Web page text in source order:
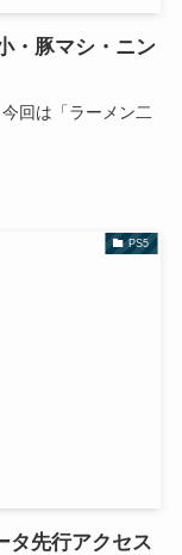
・豚マシ・ニン
回は「ラーメン二
PS5
タ先行アクセス